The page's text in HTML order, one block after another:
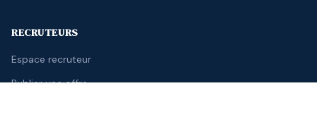
RECRUTEURS
Espace recruteur
Publier une offre